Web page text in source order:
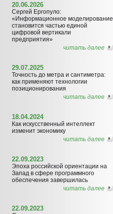
20.06.2026
Сергей Ергопуло:
«Информационное моделирование
становится частью единой
цифровой вертикали
предприятия»
читать далее
29.07.2025
Точность до метра и сантиметра:
как применяют технологии
позиционирования
читать далее
18.04.2024
Как искусственный интеллект
изменит экономику
читать далее
22.09.2023
Эпоха российской ориентации на
Запад в сфере программного
обеспечения завершилась
читать далее
22.09.2023